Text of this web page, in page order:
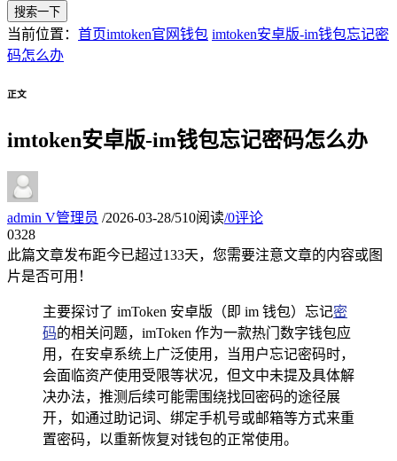
搜索一下
当前位置： 首页imtoken官网钱包 imtoken安卓版-im钱包忘记密
码怎么办
正文
imtoken安卓版-im钱包忘记密码怎么办
admin V管理员 /2026-03-28/510阅读/0评论
0328
此篇文章发布距今已超过133天，您需要注意文章的内容或图
片是否可用！
主要探讨了 imToken 安卓版（即 im 钱包）忘记密
码的相关问题，imToken 作为一款热门数字钱包应
用，在安卓系统上广泛使用，当用户忘记密码时，
会面临资产使用受限等状况，但文中未提及具体解
决办法，推测后续可能需围绕找回密码的途径展
开，如通过助记词、绑定手机号或邮箱等方式来重
置密码，以重新恢复对钱包的正常使用。